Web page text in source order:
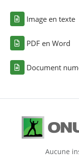
Image en texte
PDF en Word
Document
Aucune